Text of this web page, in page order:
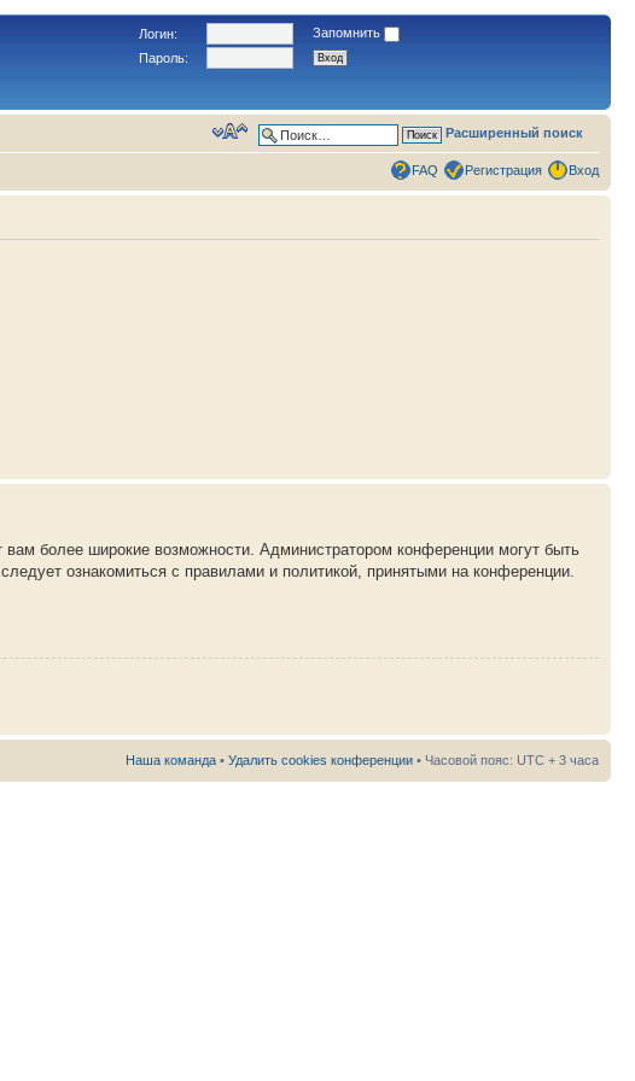
Логин:
Запомнить
Пароль:
Расширенный поиск
FAQ Регистрация Вход
более широкие возможности. Администратором конференции могут быть
ознакомиться с правилами и политикой, принятыми на конференции.
Наша команда • Удалить cookies конференции • Часовой пояс: UTC + 3 часа